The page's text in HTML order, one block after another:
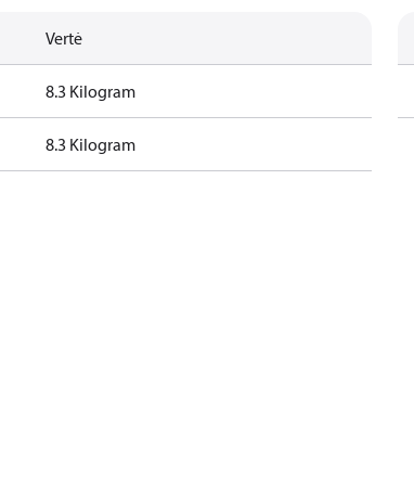
Vertė
8.3 Kilogram
8.3 Kilogram